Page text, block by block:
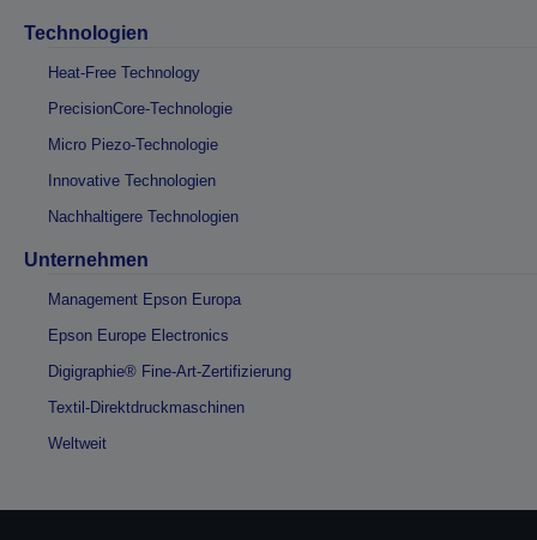
Technologien
Heat-Free Technology
PrecisionCore-Technologie
Micro Piezo-Technologie
Innovative Technologien
Nachhaltigere Technologien
Unternehmen
Management Epson Europa
Epson Europe Electronics
Digigraphie® Fine-Art-Zertifizierung
Textil-Direktdruckmaschinen
Weltweit